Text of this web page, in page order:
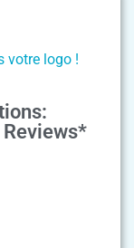
votre logo !